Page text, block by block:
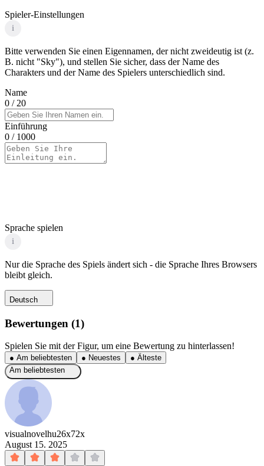
Spieler-Einstellungen
i
Bitte verwenden Sie einen Eigennamen, der nicht zweideutig ist (z.
B. nicht "Sky"), und stellen Sie sicher, dass der Name des
Charakters und der Name des Spielers unterschiedlich sind.
Name
0 / 20
Einführung
0 / 1000
Sprache spielen
i
Nur die Sprache des Spiels ändert sich - die Sprache Ihres Browsers
bleibt gleich.
Deutsch
Bewertungen (1)
Spielen Sie mit der Figur, um eine Bewertung zu hinterlassen!
● Am beliebtesten ● Neuestes ● Älteste
Am beliebtesten
visualnovelhu26x72x
August 15. 2025